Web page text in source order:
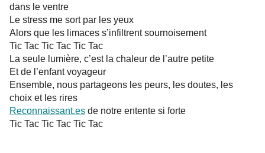
dans le ventre
Le stress me sort par les yeux
Alors que les limaces s’infiltrent sournoisement
Tic Tac Tic Tac Tic Tac
La seule lumière, c’est la chaleur de l’autre petite
Et de l’enfant voyageur
Ensemble, nous partageons les peurs, les doutes, les
choix et les rires
Reconnaissant.es de notre entente si forte
Tic Tac Tic Tac Tic Tac